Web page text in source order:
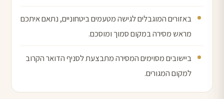
באזורים המוגבלים לגישה מטעמים ביטחוניים, נתאם איתכם
מראש מסירה במקום סמוך ומוסכם.
ביישובים מסוימים המסירה מתבצעת לסניף הדואר הקרוב
למקום המגורים.